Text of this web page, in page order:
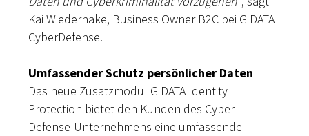
Kai Wiederhake, Business Owner B2C bei G DATA
CyberDefense.
Umfassender Schutz persönlicher Daten
Das neue Zusatzmodul G DATA Identity
Protection bietet den Kunden des Cyber-
Defense-Unternehmens eine umfassende